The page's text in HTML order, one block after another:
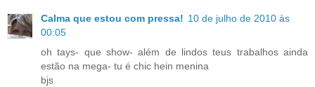
Calma que estou com pressa! 10 de julho de 2010 às
00:05
oh tays- que show- além de lindos teus trabalhos ainda
estão na mega- tu é chic hein menina
bjs